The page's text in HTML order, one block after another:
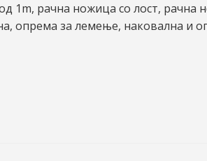
1m, рачна ножица со лост, рачна
опрема за лемење, наковална и